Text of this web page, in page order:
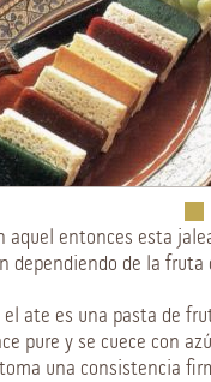
aquel entonces esta
dependiendo de la
ate es una pasta de
pure y se cuece con
una consistencia